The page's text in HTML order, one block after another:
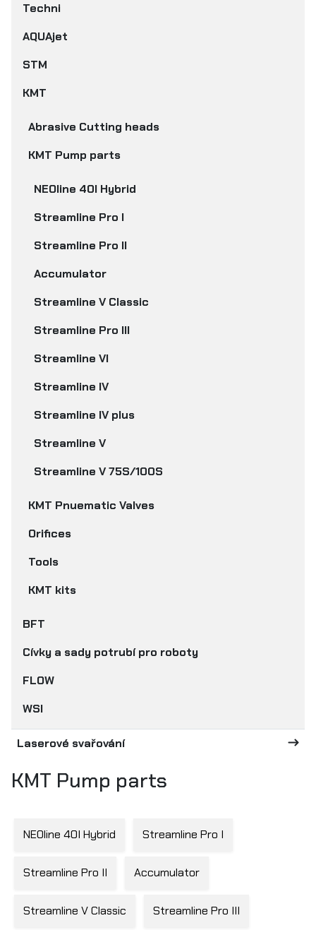
Techni
AQUAjet
STM
KMT
Abrasive Cutting heads
KMT Pump parts
NEOline 40I Hybrid
Streamline Pro I
Streamline Pro II
Accumulator
Streamline V Classic
Streamline Pro III
Streamline VI
Streamline IV
Streamline IV plus
Streamline V
Streamline V 75S/100S
KMT Pnuematic Valves
Orifices
Tools
KMT kits
BFT
Cívky a sady potrubí pro roboty
FLOW
WSI
Laserové svařování
KMT Pump parts
NEOline 40I Hybrid Streamline Pro I
Streamline Pro II Accumulator
Streamline V Classic Streamline Pro III